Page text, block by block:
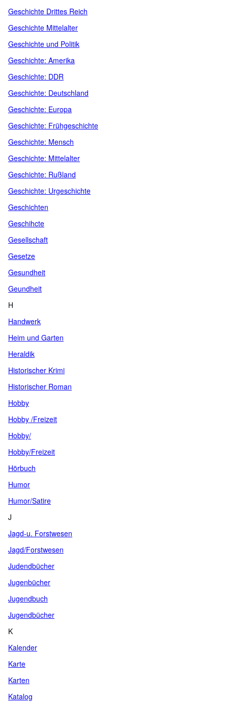
Geschichte Drittes Reich
Geschichte Mittelalter
Geschichte und Politik
Geschichte: Amerika
Geschichte: DDR
Geschichte: Deutschland
Geschichte: Europa
Geschichte: Frühgeschichte
Geschichte: Mensch
Geschichte: Mittelalter
Geschichte: Rußland
Geschichte: Urgeschichte
Geschichten
Geschihcte
Gesellschaft
Gesetze
Gesundheit
Geundheit
H
Handwerk
Heim und Garten
Heraldik
Historischer Krimi
Historischer Roman
Hobby
Hobby /Freizeit
Hobby/
Hobby/Freizeit
Hörbuch
Humor
Humor/Satire
J
Jagd-u. Forstwesen
Jagd/Forstwesen
Judendbücher
Jugenbücher
Jugendbuch
Jugendbücher
K
Kalender
Karte
Karten
Katalog